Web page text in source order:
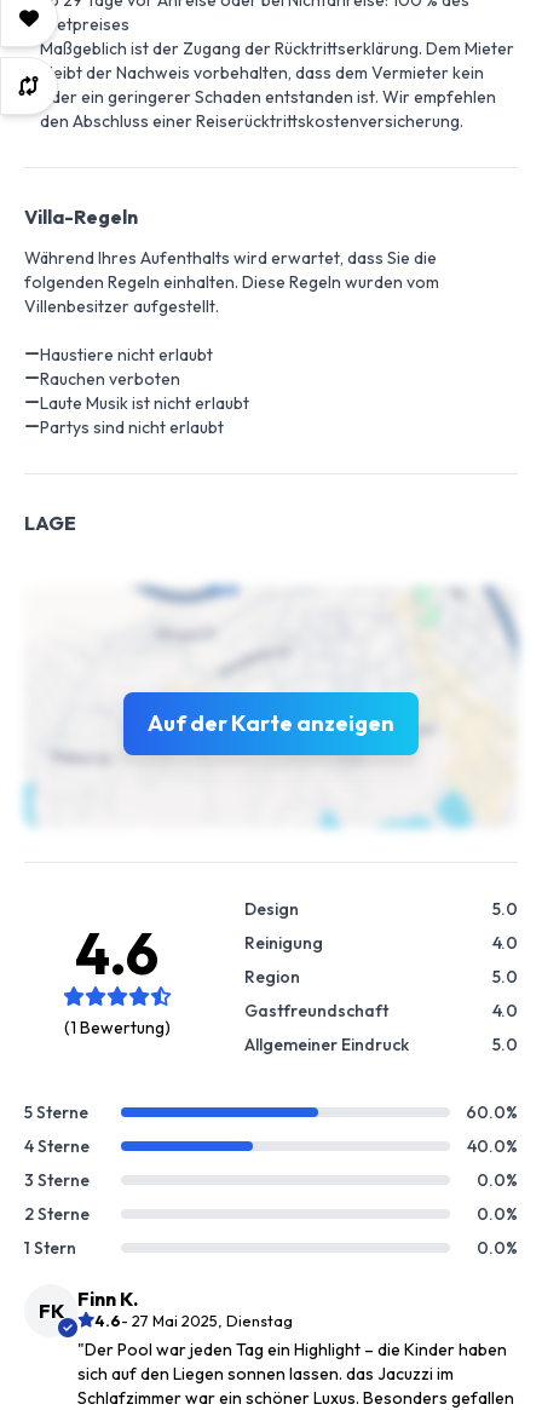
Mietpreises
Maßgeblich ist der Zugang der Rücktrittserklärung. Dem Mieter
bleibt der Nachweis vorbehalten, dass dem Vermieter kein
oder ein geringerer Schaden entstanden ist. Wir empfehlen
den Abschluss einer Reiserücktrittskostenversicherung.
Villa-Regeln
Während Ihres Aufenthalts wird erwartet, dass Sie die
folgenden Regeln einhalten. Diese Regeln wurden vom
Villenbesitzer aufgestellt.
Haustiere nicht erlaubt
Rauchen verboten
Laute Musik ist nicht erlaubt
Partys sind nicht erlaubt
LAGE
Auf der Karte anzeigen
4.6
(1 Bewertung)
Design
5.0
Reinigung
4.0
Region
5.0
Gastfreundschaft
4.0
Allgemeiner Eindruck
5.0
5 Sterne
60.0%
4 Sterne
40.0%
3 Sterne
0.0%
2 Sterne
0.0%
1 Stern
0.0%
FK Finn K.
4.6- 27 Mai 2025, Dienstag
"Der Pool war jeden Tag ein Highlight – die Kinder haben
sich auf den Liegen sonnen lassen. das Jacuzzi im
Schlafzimmer war ein schöner Luxus. Besonders gefallen